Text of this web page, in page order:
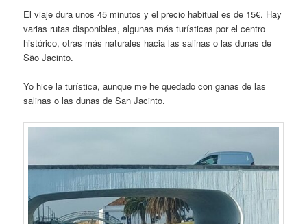
El viaje dura unos 45 minutos y el precio habitual es de 15€. Hay
varias rutas disponibles, algunas más turísticas por el centro
histórico, otras más naturales hacia las salinas o las dunas de
São Jacinto.
Yo hice la turística, aunque me he quedado con ganas de las
salinas o las dunas de San Jacinto.